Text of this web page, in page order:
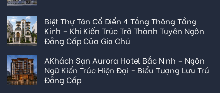
Biệt Thự Tân Cổ Điển 4 Tầng Thông Tầng
Kính – Khi Kiến Trúc Trở Thành Tuyên Ngôn
Đẳng Cấp Của Gia Chủ
AKhách Sạn Aurora Hotel Bắc Ninh – Ngôn
Ngữ Kiến Trúc Hiện Đại - Biểu Tượng Lưu Trú
Đẳng Cấp